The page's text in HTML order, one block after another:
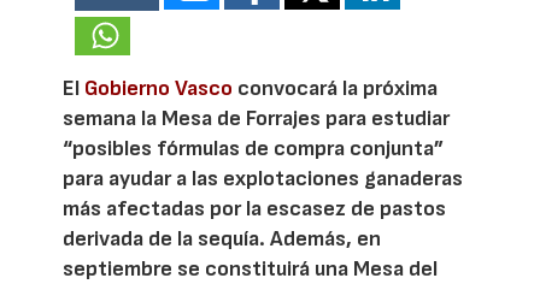
El Gobierno Vasco convocará la próxima
semana la Mesa de Forrajes para estudiar
“posibles fórmulas de compra conjunta”
para ayudar a las explotaciones ganaderas
más afectadas por la escasez de pastos
derivada de la sequía. Además, en
septiembre se constituirá una Mesa del